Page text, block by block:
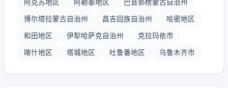
阿克苏地区 阿勒泰地区 巴音郭楞蒙古自治州
博尔塔拉蒙古自治州 昌吉回族自治州 哈密地区
和田地区 伊犁哈萨克自治州 克拉玛依市
喀什地区 塔城地区 吐鲁番地区 乌鲁木齐市